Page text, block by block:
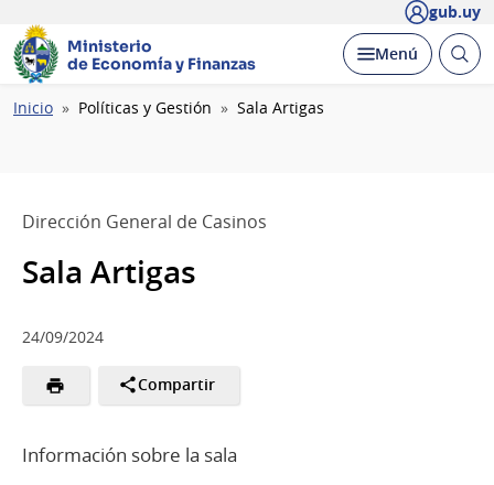
gub.uy
Ministerio
de Economía y Finanzas
Desplegar
Menú Abrir
Ruta
Inicio Políticas y Gestión Sala Artigas
Dirección General de Casinos
Sala Artigas
24/09/2024
Compartir
Información sobre la sala